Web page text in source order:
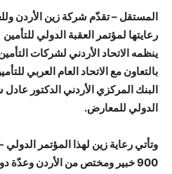
المستقل – تقدّم شركة زين الأردن
رعايتها لمؤتمر العقبة الدولي
البنك المركزي الأردني الدكتور
الدولي للمعارض.
وتأتي رعاية زين لهذا المؤتمر
900 خبير ومختص من الأردن وعدّة